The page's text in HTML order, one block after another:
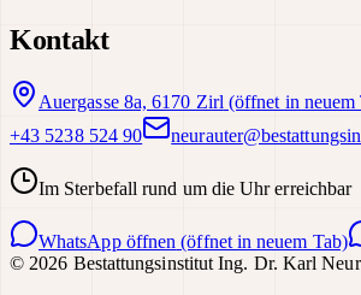
Kontakt
Auergasse 8a, 6170 Zirl(öffnet in neuem
+43 5238 524 90
Im Sterbefall rund um die Uhr erreichbar
WhatsApp öffnen (öffnet in neuem Tab)
©2026 Bestattungsinstitut Ing. Dr. Karl